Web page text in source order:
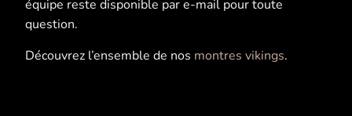
équipe reste disponible par e-mail pour toute
question.
Découvrez l’ensemble de nos montres vikings.